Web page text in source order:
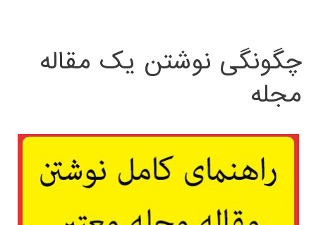
چگونگی نوشتن یک مقاله
مجله